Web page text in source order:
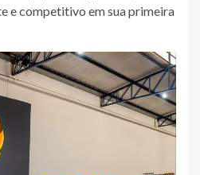
e competitivo em sua primeira